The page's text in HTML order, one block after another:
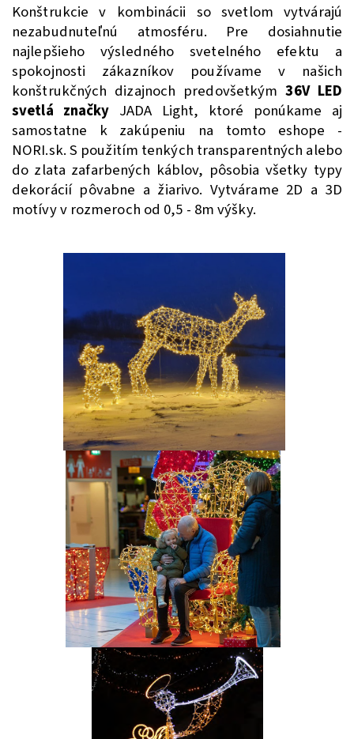
Konštrukcie v kombinácii so svetlom vytvárajú
nezabudnuteľnú atmosféru. Pre dosiahnutie
najlepšieho výsledného svetelného efektu a
spokojnosti zákazníkov používame v našich
konštrukčných dizajnoch predovšetkým36V LED
svetlá značky JADA Light, ktoré ponúkame aj
samostatne k zakúpeniu na tomto eshope -
NORI.sk. S použitím tenkých transparentných alebo
do zlata zafarbených káblov, pôsobia všetky typy
dekorácií pôvabne a žiarivo. Vytvárame 2D a 3D
motívy v rozmeroch od 0,5 - 8m výšky.